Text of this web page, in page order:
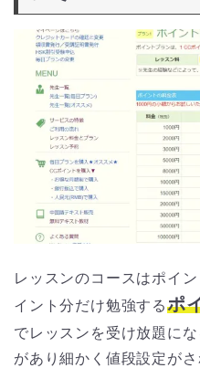
レッスンのコースはポイ
イント分だけ勉強するポ
でレッスンを受け放題に
があり細かく値段設定がさ